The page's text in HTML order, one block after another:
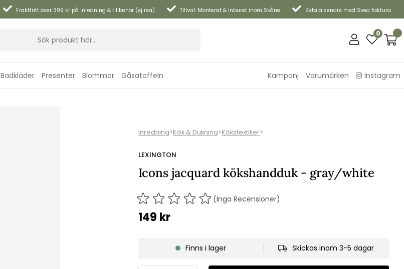
Fraktfritt över 399 kr på inredning & tillbehör (ej rea) Tillval: Monterat & inburet inom Skåne Betala senare med Svea faktura
0
Badkläder Presenter Blommor Gåsatoffeln Kampanj Varumärken Instagram
Inredning>Kök & Dukning>Kökstextilier>
LEXINGTON
Icons jacquard kökshandduk - gray/white
(Inga Recensioner)
149 kr
Finns i lager Skickas inom 3-5 dagar